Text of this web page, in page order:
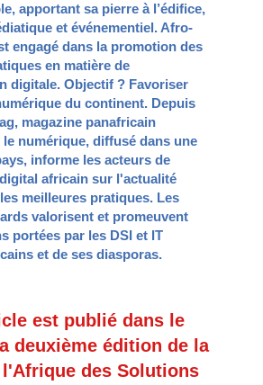
apportant sa pierre à l’édifice,
et événementiel. Afro-
engagé dans la promotion des
en matière de
digitale. Objectif ? Favoriser
du continent. Depuis
magazine panafricain
numérique, diffusé dans une
informe les acteurs de
africain sur l'actualité
meilleures pratiques. Les
valorisent et promeuvent
portées par les DSI et IT
et de ses diasporas.
est publié dans le
deuxième édition de la
l'Afrique des Solutions